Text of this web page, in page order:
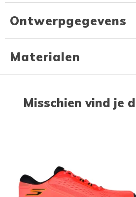
Ontwerpgegevens
Materialen
Misschien vind je